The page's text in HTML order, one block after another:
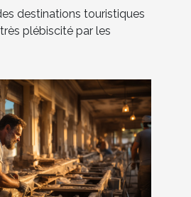
destinations touristiques
plébiscité par les